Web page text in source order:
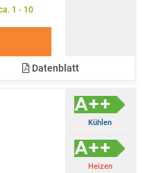
1 - 10
Datenblatt
Kühlen
Heizen